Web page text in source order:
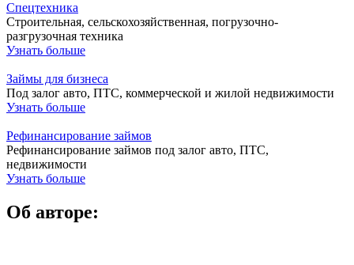
Спецтехника
Строительная, сельскохозяйственная, погрузочно-
разгрузочная техника
Узнать больше
Займы для бизнеса
Под залог авто, ПТС, коммерческой и жилой недвижимости
Узнать больше
Рефинансирование займов
Рефинансирование займов под залог авто, ПТС,
недвижимости
Узнать больше
Об авторе: